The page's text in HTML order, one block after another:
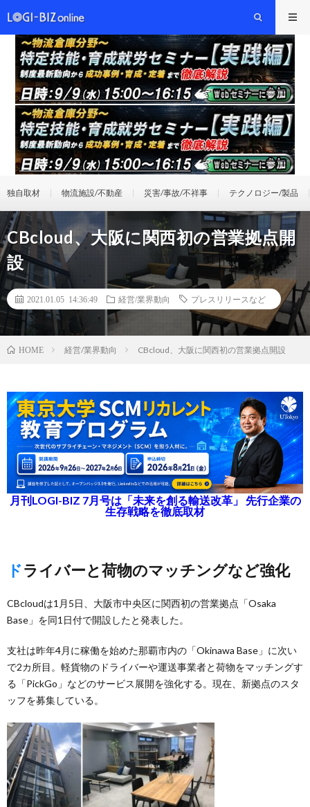
独自取材 物流施設/不動産 災害/事故/不祥事 テクノロジー/製品
CBcloud、大阪に関西初の営業拠点開
設
2021.01.05 14:36:49 経営/業界動向 プレスリリースなど
HOME 経営/業界動向 CBcloud、大阪に関西初の営業拠点開設
月刊LOGI-BIZ 7月号は「未来を創る輸送改革」 先行企業の
生存戦略を徹底取材
ドライバーと荷物のマッチングなど強化
CBcloudは1月5日、大阪市中央区に関西初の営業拠点「Osaka
Base」を同1日付で開設したと発表した。
支社は昨年4月に稼働を始めた那覇市内の「Okinawa Base」に次い
で2カ所目。軽貨物のドライバーや運送事業者と荷物をマッチングす
る「PickGo」などのサービス展開を強化する。現在、新拠点のスタ
ッフを募集している。